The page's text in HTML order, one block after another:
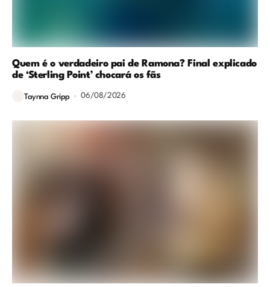
Quem é o verdadeiro pai de Ramona? Final explicado
de ‘Sterling Point’ chocará os fãs
Taynna Gripp 06/08/2026